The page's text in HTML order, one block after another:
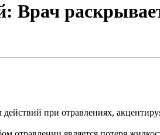
Врач
при отравлениях,